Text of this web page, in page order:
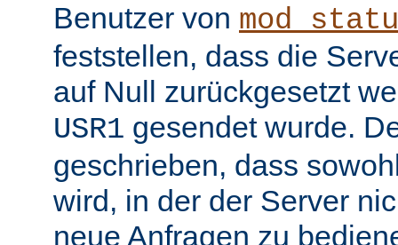
Benutzer von
feststellen, dass die
auf Null zurückgesetzt
USR1 gesendet wurde.
geschrieben, dass
wird, in der der Server
neue Anfragen zu